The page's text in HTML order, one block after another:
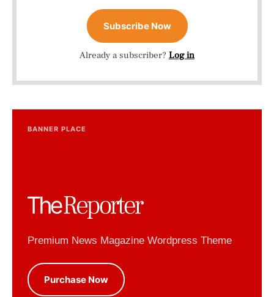
Subscribe Now
Already a subscriber? Log in
BANNER PLACE
Premium News Magazine Wordpress Theme
Purchase Now